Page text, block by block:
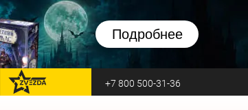
Подробнее
перейти на Zvezda +7 800 500-31-36